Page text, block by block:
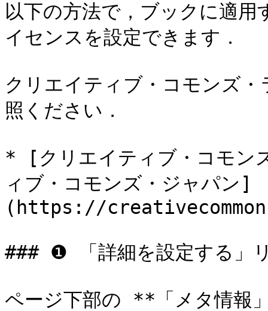
以下の方法で，ブックに適
イセンスを設定できます．
クリエイティブ・コモンズ
照ください．
* [クリエイティブ・コモン
ィブ・コモンズ・ジャパン]
(https://
### ❶ 「詳細を設定する」
ページ下部の **「メタ情報